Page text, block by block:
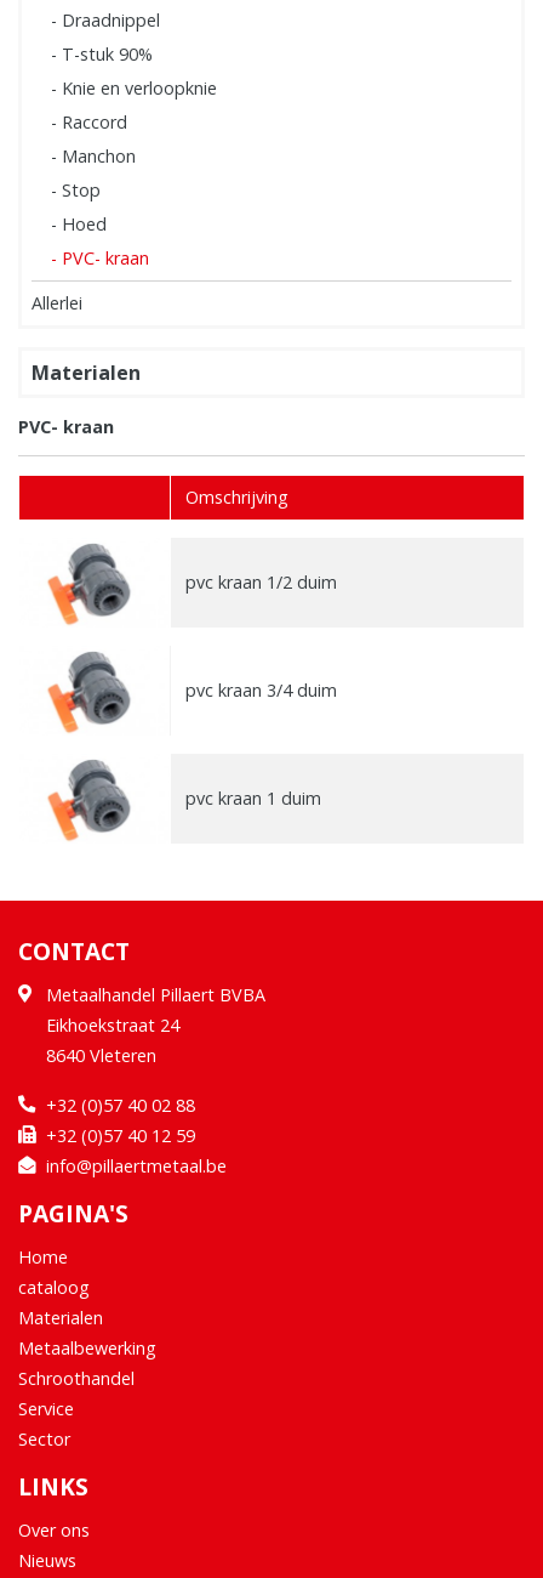
- Draadnippel
- T-stuk 90%
- Knie en verloopknie
- Raccord
- Manchon
- Stop
- Hoed
- PVC- kraan
Allerlei
Materialen
PVC- kraan
Omschrijving
pvc kraan 1/2 duim
pvc kraan 3/4 duim
pvc kraan 1 duim
CONTACT
Metaalhandel Pillaert BVBA
Eikhoekstraat 24
8640 Vleteren
+32 (0)57 40 02 88
+32 (0)57 40 12 59
info@pillaertmetaal.be
PAGINA'S
Home
cataloog
Materialen
Metaalbewerking
Schroothandel
Service
Sector
LINKS
Over ons
Nieuws